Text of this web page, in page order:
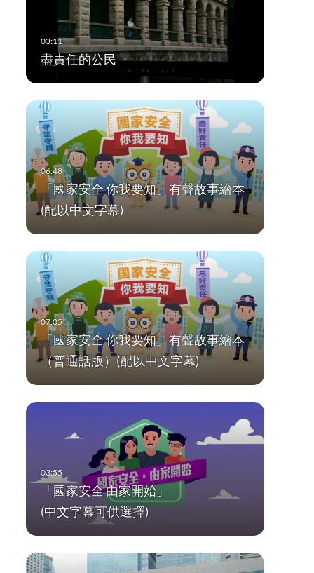
盡責任的公民
「國家安全 你我要知」有聲故事繪本
(配以中文字幕)
「國家安全 你我要知」有聲故事繪本
（普通話版）(配以中文字幕)
「國家安全 由家開始」
(中文字幕可供選擇)